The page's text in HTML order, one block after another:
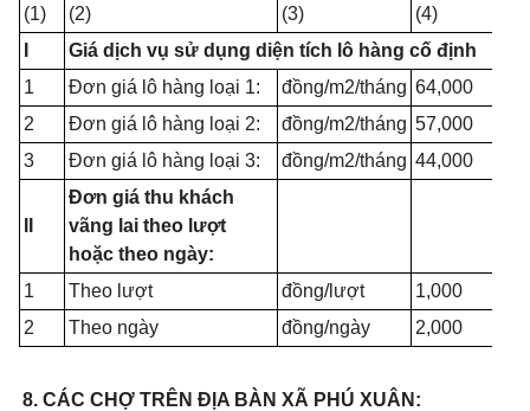
(1)
(2) (3)
(4)
Giá dịch vụ sử dụng diện tích lô hàng cố định
1
Đơn giá lô hàng loại 1: đồng/m2/tháng 64,000
2
Đơn giá lô hàng loại 2: đồng/m2/tháng 57,000
3
Đơn giá lô hàng loại 3: đồng/m2/tháng 44,000
Đơn giá thu khách
vãng lai theo lượt
hoặc theo ngày:
1
Theo lượt đồng/lượt
1,000
2
Theo ngày đồng/ngày 2,000
8. CÁC CHỢ TRÊN ĐỊA BÀN XÃ PHÚ XUÂN: